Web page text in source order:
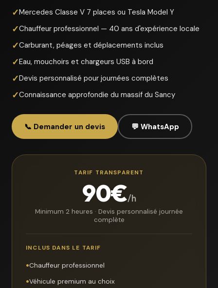
Mercedes Classe V 7 places ou Tesla Model Y
Chauffeur professionnel — 40 ans d'expérience locale
Carburant, péages et déplacements inclus
Eau, mouchoirs et chargeurs USB à bord
Devis personnalisé pour journées complètes
Connaissance approfondie du massif du Sancy
📞 Demander un devis 💬 WhatsApp
TARIF TRANSPARENT
90€/h
Minimum 2 heures · Devis personnalisé journée
complète
INCLUS DANS LE TARIF
Chauffeur professionnel
Véhicule premium au choix